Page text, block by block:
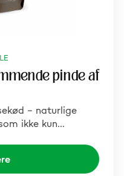
pinde af
– naturlige
ikke kun…